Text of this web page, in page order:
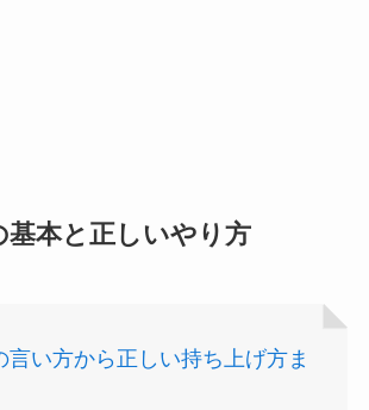
基本と正しいやり方
言い方から正しい持ち上げ方ま